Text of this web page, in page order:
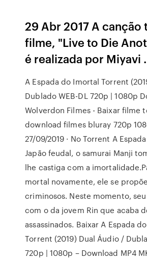
29 Abr 2017 A canção
filme, "Live to Die
é realizada por Miyavi .
A Espada do Imortal Torrent
Dublado WEB-DL 720p | 1080p
Wolverdon Filmes - Baixar filme
download filmes bluray 720p
27/09/2019 · No Torrent A
Japão feudal, o samurai Manji
lhe castiga com a
mortal novamente, ele se
criminosos. Neste momento,
com o da jovem Rin que acaba
assassinados. Baixar A Espada
Torrent (2019) Dual Áudio /
720p | 1080p – Download MP4